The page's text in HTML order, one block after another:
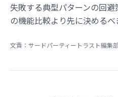
失敗する典型パターンの回
の機能比較より先に決めるべ
文責：サードパーティートラスト編集